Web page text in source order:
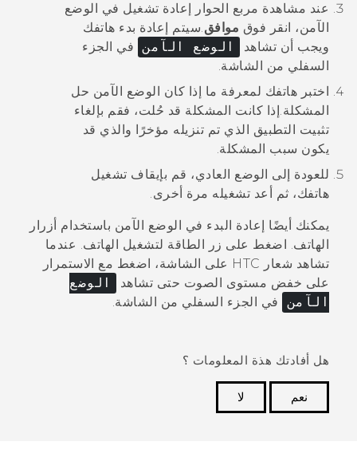
عند مشاهدة مربع الحوار
إعادة تشغيل في الوضع
الآمن، انقر فوق موافق.سيتم إعادة بدء هاتفك
ويجب أن تشاهد
الوضع الآمن
في الجزء
السفلي من الشاشة.
اختبر هاتفك لمعرفة ما إذا كان الوضع الآمن حل
المشكلة. إذا كانت المشكلة قد حُلت، فقم بإلغاء
تثبيت التطبيق الذي تم تنزيله مؤخرًا والذي قد
يكون سبب المشكلة.
للعودة إلى الوضع العادي، قم بإيقاف تشغيل
هاتفك، ثم أعد تشغيله مرة أخرى.
يمكنك أيضًا إعادة البدء في الوضع الآمن باستخدام أزرار
الهاتف. اضغط على زر
الطاقة لتشغيل الهاتف. عندما
تشاهد شعار HTC على الشاشة، اضغط مع الاستمرار
على خفض مستوى الصوت حتى تشاهد
الوضع
الآمن
في الجزء السفلي من الشاشة.
هل أفادتك هذة المعلومات ؟
نعم
لا